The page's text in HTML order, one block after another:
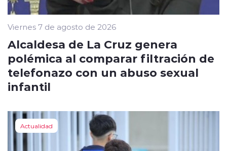
Viernes 7 de agosto de 2026
Alcaldesa de La Cruz genera
polémica al comparar filtración de
telefonazo con un abuso sexual
infantil
Actualidad